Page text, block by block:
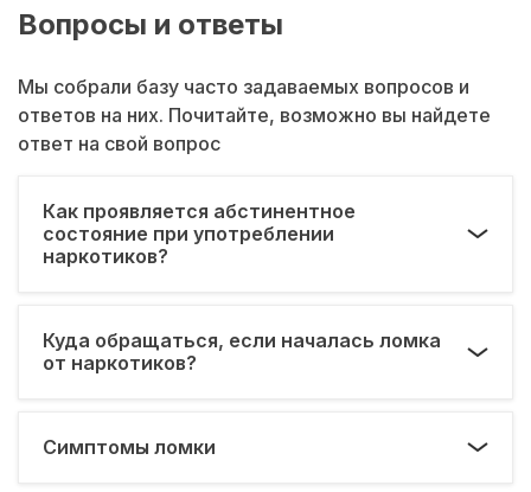
Вопросы и ответы
Мы собрали базу часто задаваемых вопросов и
ответов на них. Почитайте, возможно вы найдете
ответ на свой вопрос
Как проявляется абстинентное
состояние при употреблении
наркотиков?
Куда обращаться, если началась ломка
от наркотиков?
Симптомы ломки